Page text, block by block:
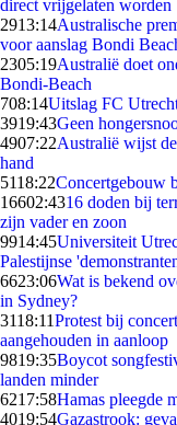
direct vrijgelaten worden
2913:14Australische
voor aanslag Bondi
2305:19Australië doet
Bondi-Beach
708:14Uitslag FC
3919:43Geen
4907:22Australië wijst
hand
5118:22Concertgebouw
16602:4316 doden bij
zijn vader en zoon
9914:45Universiteit
Palestijnse
6623:06Wat is bekend
in Sydney?
3118:11Protest bij
aangehouden in aanloop
9819:35Boycot
landen minder
6217:58Hamas pleegde
4019:54Gazastrook: